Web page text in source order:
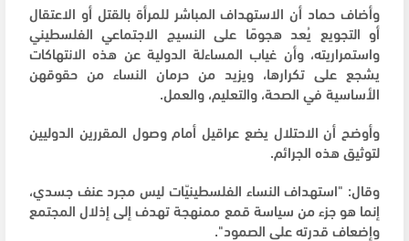
وأضاف حماد أن الاستهداف المباشر للمرأة بالقتل أو الاعتقال
أو التجويع يُعد هجومًا على النسيج الاجتماعي الفلسطيني
واستمراريته، وأن غياب المساءلة الدولية عن هذه الانتهاكات
يشجع على تكرارها، ويزيد من حرمان النساء من حقوقهن
الأساسية في الصحة، والتعليم، والعمل.
وأوضح أن الاحتلال يضع عراقيل أمام وصول المقررين الدوليين
لتوثيق هذه الجرائم.
وقال: "استهداف النساء الفلسطينيّات ليس مجرد عنف جسدي،
إنما هو جزء من سياسة قمع ممنهجة تهدف إلى إذلال المجتمع
وإضعاف قدرته على الصمود".